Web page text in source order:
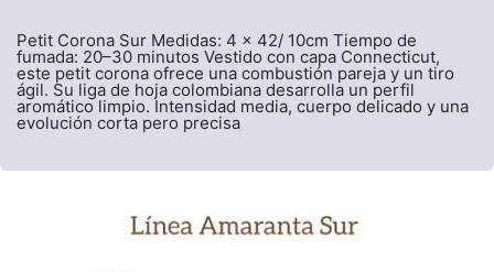
Petit Corona Sur Medidas: 4 x 42/ 10cm Tiempo de
fumada: 20–30 minutos Vestido con capa Connecticut,
este petit corona ofrece una combustión pareja y un tiro
ágil. Su liga de hoja colombiana desarrolla un perfil
aromático limpio. Intensidad media, cuerpo delicado y una
evolución corta pero precisa